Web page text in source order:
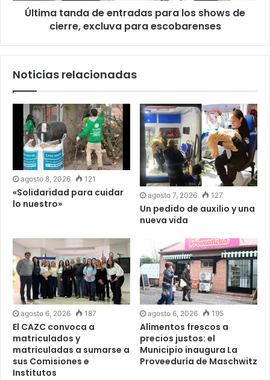
Última tanda de entradas para los shows de
cierre, excluva para escobarenses
Noticias relacionadas
agosto 8, 2026 121
«Solidaridad para cuidar
lo nuestro»
agosto 7, 2026 127
Un pedido de auxilio y una
nueva vida
agosto 6, 2026 187
El CAZC convoca a
matriculados y
matriculadas a sumarse a
sus Comisiones e
Institutos
agosto 6, 2026 195
Alimentos frescos a
precios justos: el
Municipio inaugura La
Proveeduría de Maschwitz